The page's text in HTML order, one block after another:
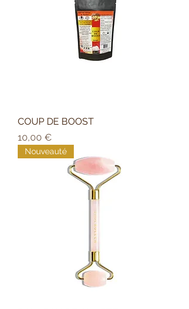
COUP DE BOOST
Prix
10,00 €
Nouveauté